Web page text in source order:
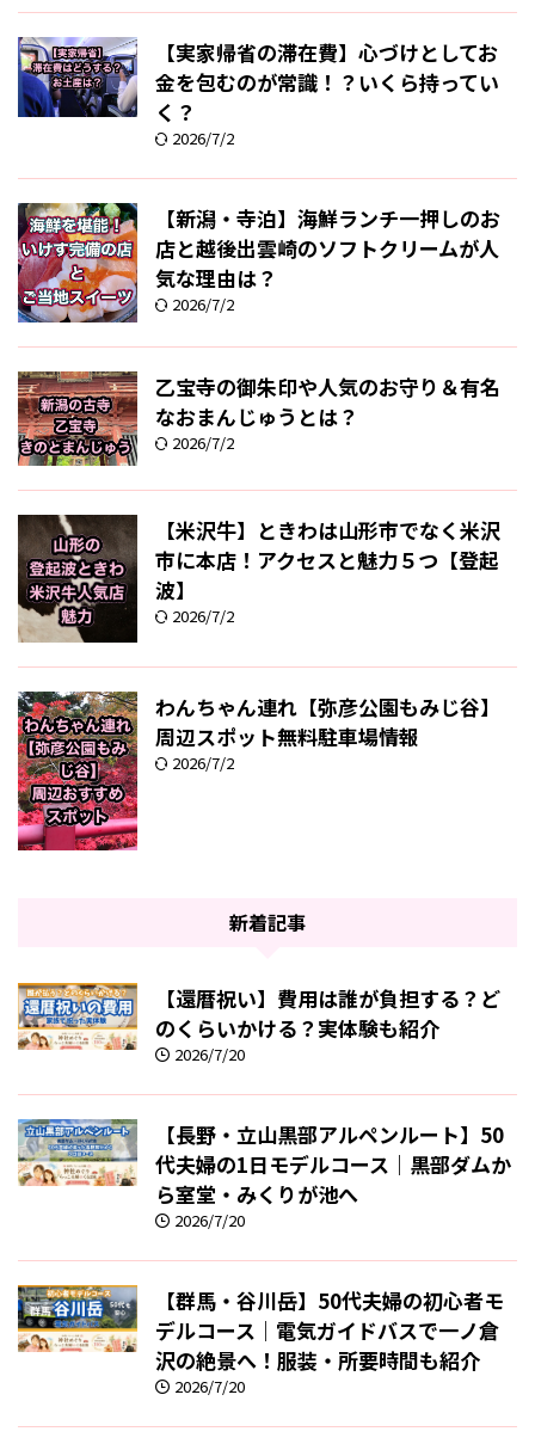
【実家帰省の滞在費】心づけとしてお
金を包むのが常識！？いくら持ってい
く？
2026/7/2
【新潟・寺泊】海鮮ランチ一押しのお
店と越後出雲崎のソフトクリームが人
気な理由は？
2026/7/2
乙宝寺の御朱印や人気のお守り＆有名
なおまんじゅうとは？
2026/7/2
【米沢牛】ときわは山形市でなく米沢
市に本店！アクセスと魅力５つ【登起
波】
2026/7/2
わんちゃん連れ【弥彦公園もみじ谷】
周辺スポット無料駐車場情報
2026/7/2
新着記事
【還暦祝い】費用は誰が負担する？ど
のくらいかける？実体験も紹介
2026/7/20
【長野・立山黒部アルペンルート】50
代夫婦の1日モデルコース｜黒部ダムか
ら室堂・みくりが池へ
2026/7/20
【群馬・谷川岳】50代夫婦の初心者モ
デルコース｜電気ガイドバスで一ノ倉
沢の絶景へ！服装・所要時間も紹介
2026/7/20